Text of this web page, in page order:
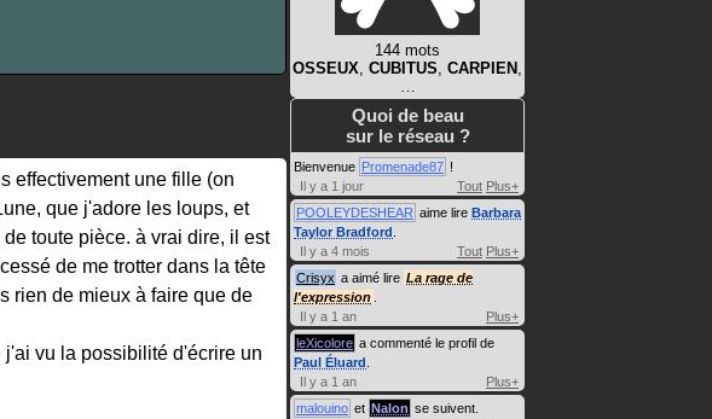
effectivement une fille (on
que j'adore les loups, et
toute pièce. à vrai dire, il est
de me trotter dans la tête
rien de mieux à faire que de
vu la possibilité d'écrire un
144 mots
OSSEUX, CUBITUS, CARPIEN ,
…
Quoi de beau
sur le réseau ?
Bienvenue Promenade87 !
Il y a 1 jour
Tout Plus+
POOLEYDESHEAR aime lire Barbara
Taylor Bradford
Il y a 4 mois
Tout Plus+
Crisyx a aimé lire La rage de
l'expression
Il y a 1 an
Plus+
leXicolore a commenté le profil de
Paul Éluard
Il y a 1 an
Plus+
malouino et Nalon se suivent.